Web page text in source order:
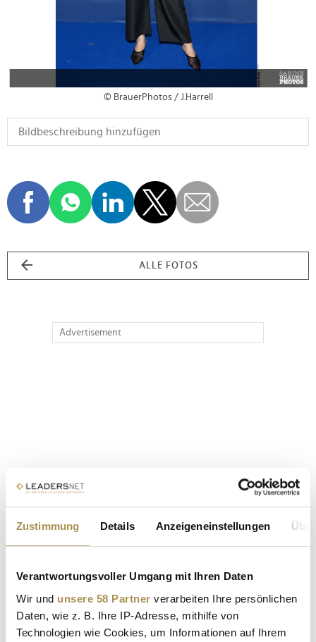
Zustimmung Details Anzeigeneinstellungen
Verantwortungsvoller Umgang mit Ihren Daten
Wir und unsere 58 Partner verarbeiten Ihre persönlichen
Daten, wie z. B. Ihre IP-Adresse, mithilfe von
Technologien wie Cookies, um Informationen auf Ihrem
© BrauerPhotos / J.Harrell
ALLE FOTOS
Advertisement